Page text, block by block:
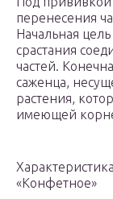
перенесения
Начальная
срастания
частей.
саженца,
растения,
имеющей
«Конфетное»